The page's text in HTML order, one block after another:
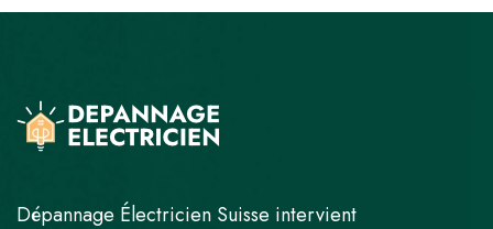
Dépannage Électricien Suisse intervient